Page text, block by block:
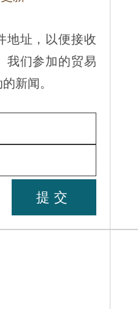
地址，以便接收
我们参加的贸易
新闻。
提交